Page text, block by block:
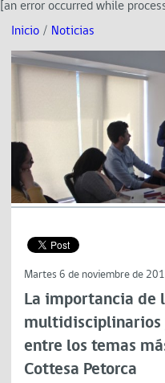
[an error occurred while
Inicio / Noticias
Martes 6 de noviembre de
La importancia de
entre los temas
Cottesa Petorca